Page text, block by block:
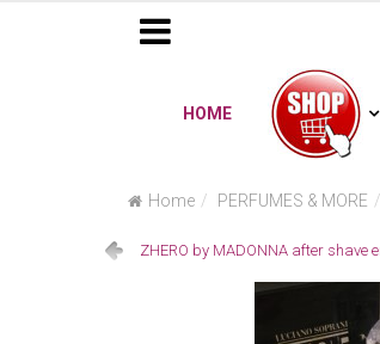
HOME
Home PERFUMES & MORE
ZHERO by MADONNA after shave